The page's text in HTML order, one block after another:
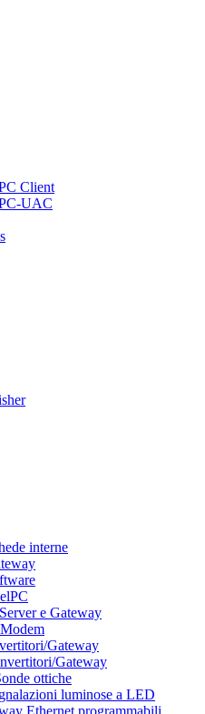
Client
UAC
interne
e Gateway
Gateway
Gateway
ottiche
luminose a LED
Ethernet programmabili